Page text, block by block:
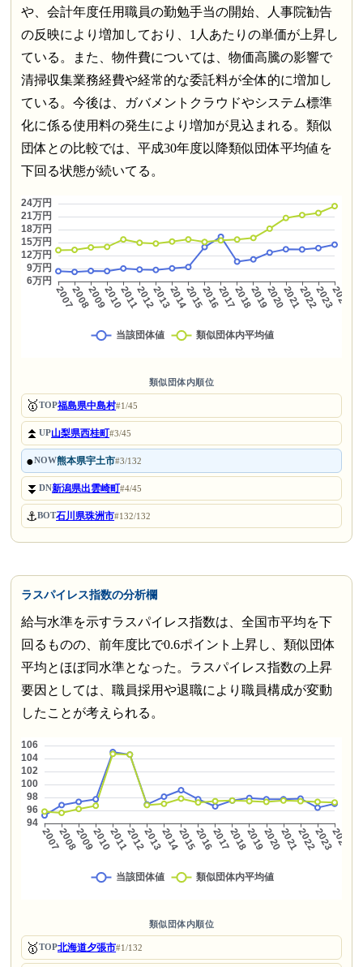
や、会計年度任用職員の勤勉手当の開始、人事院勧告
の反映により増加しており、1人あたりの単価が上昇し
ている。また、物件費については、物価高騰の影響で
清掃収集業務経費や経常的な委託料が全体的に増加し
ている。今後は、ガバメントクラウドやシステム標準
化に係る使用料の発生により増加が見込まれる。類似
団体との比較では、平成30年度以降類似団体平均値を
下回る状態が続いてる。
類似団体内順位
🥇TOP福島県中島村#1/45
⏫UP山梨県西桂町#3/45
●NOW熊本県宇土市#3/132
⏬DN新潟県出雲崎町#4/45
⚓BOT石川県珠洲市#132/132
ラスパイレス指数の分析欄
給与水準を示すラスパイレス指数は、全国市平均を下
回るものの、前年度比で0.6ポイント上昇し、類似団体
平均とほぼ同水準となった。ラスパイレス指数の上昇
要因としては、職員採用や退職により職員構成が変動
したことが考えられる。
類似団体内順位
🥇TOP北海道夕張市#1/132